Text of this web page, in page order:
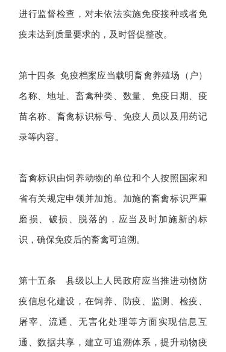
进行监督检查，对未依法实施免疫接种或者免
疫未达到质量要求的，及时督促整改。
第十四条 免疫档案应当载明畜禽养殖场（户）
名称、地址、畜禽种类、数量、免疫日期、疫
苗名称、畜禽标识标号、免疫人员以及用药记
录等内容。
畜禽标识由饲养动物的单位和个人按照国家和
省有关规定申领并加施。加施的畜禽标识严重
磨损、破损、脱落的，应当及时加施新的标
识，确保免疫后的畜禽可追溯。
第十五条 县级以上人民政府应当推进动物防
疫信息化建设，在饲养、防疫、监测、检疫、
屠宰、流通、无害化处理等方面实现信息互
通、数据共享，建立可追溯体系，提升动物疫